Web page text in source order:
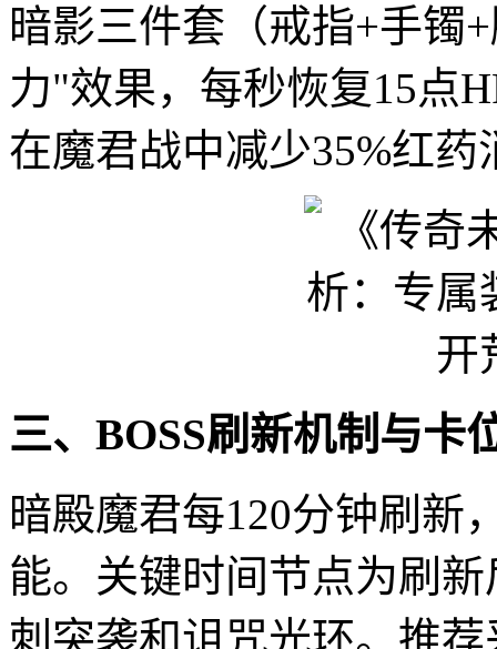
暗影三件套（戒指+手镯
力"效果，每秒恢复15点
在魔君战中减少35%红药
三、BOSS刷新机制与卡
暗殿魔君每120分钟刷新
能。关键时间节点为刷
刺突袭和诅咒光环。推